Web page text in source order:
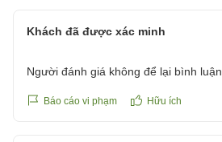
Khách đã được xác minh
Người đánh giá không để lại bình luận.
Báo cáo vi phạm Hữu ích